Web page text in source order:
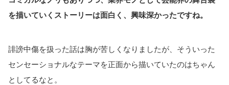
を描いていくストーリーは面白く、興味深かったですね。
誹謗中傷を扱った話は胸が苦しくなりましたが、そういった
センセーショナルなテーマを正面から描いていたのはちゃん
としてるなと。